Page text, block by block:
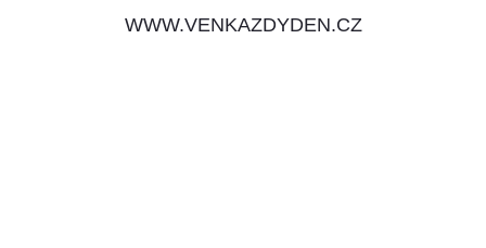
WWW.VENKAZDYDEN.CZ